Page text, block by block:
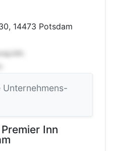
14473 Potsdam
Unternehmens-
Inn